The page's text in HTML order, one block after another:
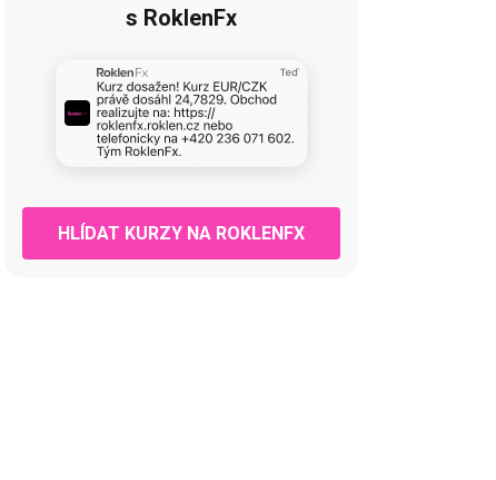
s RoklenFx
HLÍDAT KURZY NA ROKLENFX